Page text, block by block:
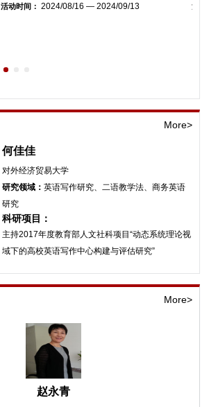
活动时间： 2024/08/16 — 2024/09/13
活动
More>
何佳佳
对外经济贸易大学
研究领域： 英语写作研究、二语教学法、商务英语
研究
科研项目：
主持2017年度教育部人文社科项目“动态系统理论视
域下的高校英语写作中心构建与评估研究”
More>
赵永青